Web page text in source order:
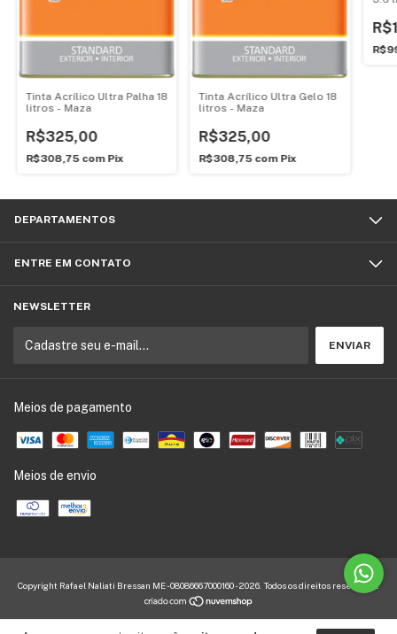
Tinta Acrílico Ultra Palha 18
litros - Maza
R$325,00
R$308,75 com Pix
Tinta Acrílico Ultra Gelo 18
litros - Maza
R$325,00
R$308,75 com Pix
DEPARTAMENTOS
ENTRE EM CONTATO
NEWSLETTER
Meios de pagamento
Meios de envio
Copyright Rafael Naliati Bressan ME - 08086667000160 - 2026. Todos os direitos reservados.